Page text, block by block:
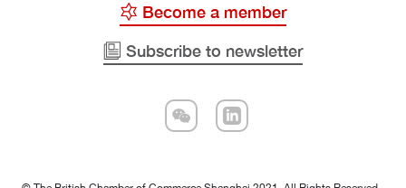
Become a member
Subscribe to newsletter